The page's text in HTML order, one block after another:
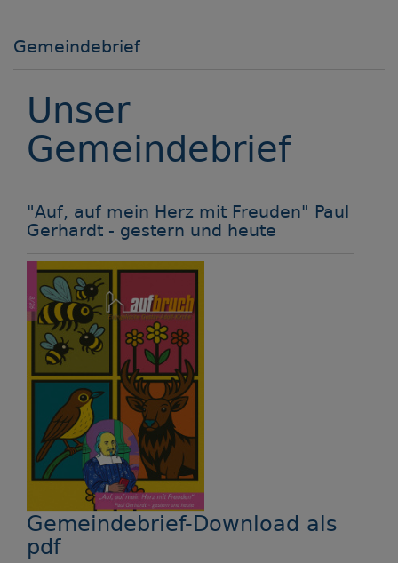
Gemeindebrief
Unser
Gemeindebrief
"Auf, auf mein Herz mit Freuden" Paul
Gerhardt - gestern und heute
Gemeindebrief-Download als
pdf